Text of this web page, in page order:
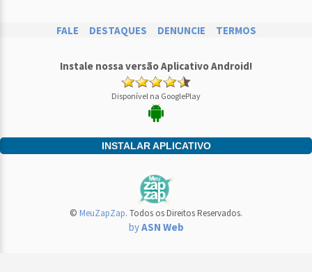
FALE DESTAQUES DENUNCIE TERMOS
Instale nossa versão Aplicativo Android!
Disponível na GooglePlay
INSTALAR APLICATIVO
© MeuZapZap. Todos os Direitos Reservados.
byASN Web